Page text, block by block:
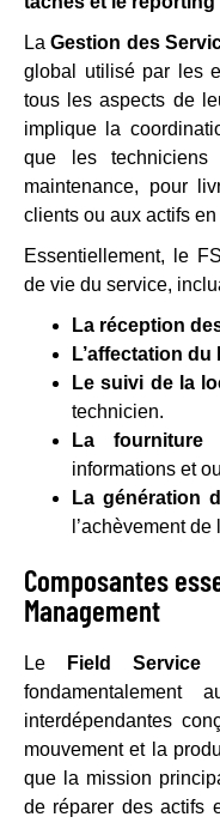
LaGestion des
global utilisé par les
tous les aspects de
implique la
que les
maintenance, pour
clients ou aux actifs
Essentiellement, le
de vie du service,
La réception
L’affectation
Le suivi de la
technicien.
La fourniture
informations et
La génération
l’achèvement de
Composantes
Management
Le Field Service
fondamentalement
interdépendantes
mouvement et la
que la mission
de réparer des actifs